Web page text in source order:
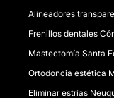
Alineadores
Frenillos dentales
Mastectomía Santa
Ortodoncia estética
Eliminar estrías